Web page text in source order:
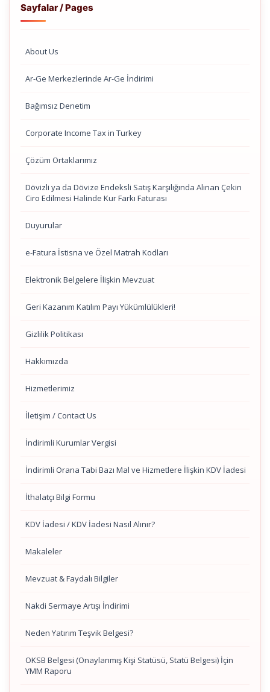
Sayfalar / Pages
About Us
Ar-Ge Merkezlerinde Ar-Ge İndirimi
Bağımsız Denetim
Corporate Income Tax in Turkey
Çözüm Ortaklarımız
Dövizli ya da Dövize Endeksli Satış Karşılığında Alınan Çekin
Ciro Edilmesi Halinde Kur Farkı Faturası
Duyurular
e-Fatura İstisna ve Özel Matrah Kodları
Elektronik Belgelere İlişkin Mevzuat
Geri Kazanım Katılım Payı Yükümlülükleri!
Gizlilik Politikası
Hakkımızda
Hizmetlerimiz
İletişim / Contact Us
İndirimli Kurumlar Vergisi
İndirimli Orana Tabi Bazı Mal ve Hizmetlere İlişkin KDV İadesi
İthalatçı Bilgi Formu
KDV İadesi / KDV İadesi Nasıl Alınır?
Makaleler
Mevzuat & Faydalı Bilgiler
Nakdi Sermaye Artışı İndirimi
Neden Yatırım Teşvik Belgesi?
OKSB Belgesi (Onaylanmış Kişi Statüsü, Statü Belgesi) İçin
YMM Raporu